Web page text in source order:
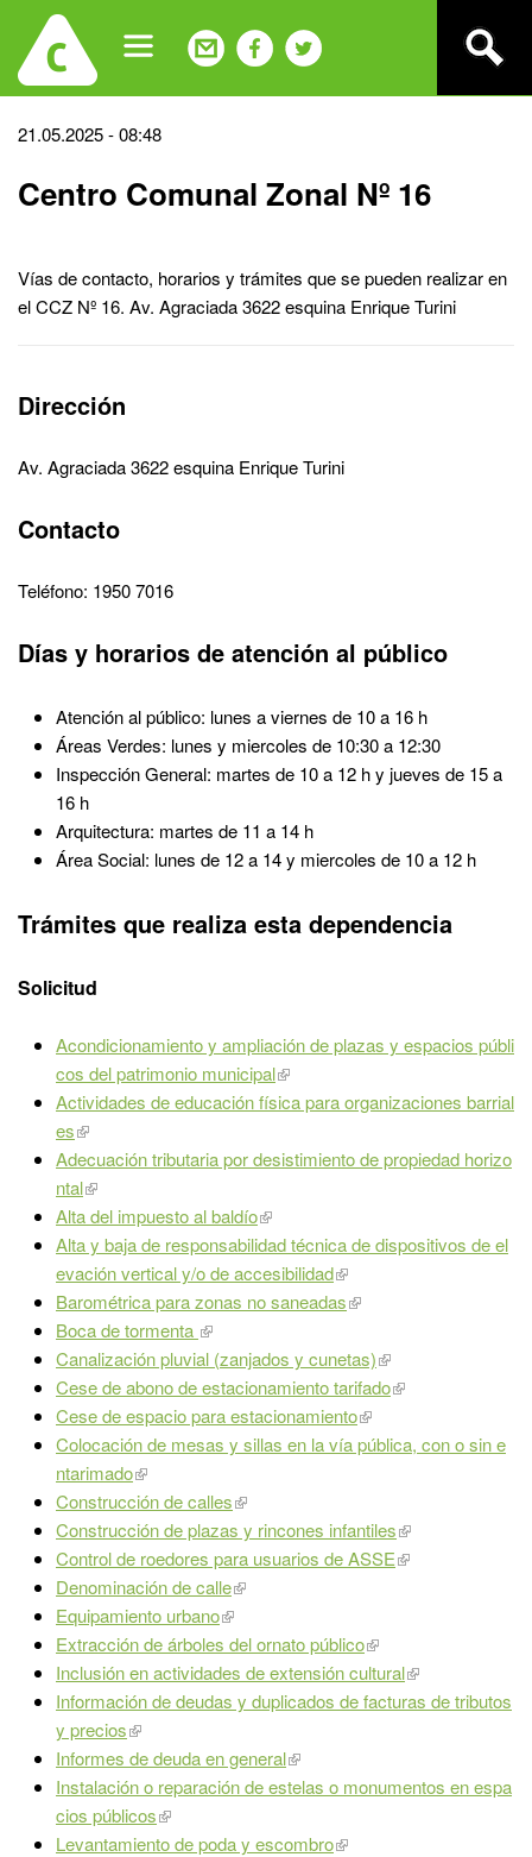
navigation
Back
top
21.05.2025 - 08:48
Centro Comunal Zonal Nº 16
Vías de contacto, horarios y trámites que se pueden realizar en
el CCZ Nº 16. Av. Agraciada 3622 esquina Enrique Turini
Dirección
Av. Agraciada 3622 esquina Enrique Turini
Contacto
Teléfono: 1950 7016
Días y horarios de atención al público
Atención al público: lunes a viernes de 10 a 16 h
Áreas Verdes: lunes y miercoles de 10:30 a 12:30
Inspección General: martes de 10 a 12 h y jueves de 15 a
16 h
Arquitectura: martes de 11 a 14 h
Área Social: lunes de 12 a 14 y miercoles de 10 a 12 h
Trámites que realiza esta dependencia
Solicitud
Acondicionamiento y ampliación de plazas y espacios públi
cos del patrimonio municipal
Actividades de educación física para organizaciones barrial
es
Adecuación tributaria por desistimiento de propiedad horizo
ntal
Alta del impuesto al baldío
Alta y baja de responsabilidad técnica de dispositivos de el
evación vertical y/o de accesibilidad
Barométrica para zonas no saneadas
Boca de tormenta
Canalización pluvial (zanjados y cunetas)
Cese de abono de estacionamiento tarifado
Cese de espacio para estacionamiento
Colocación de mesas y sillas en la vía pública, con o sin e
ntarimado
Construcción de calles
Construcción de plazas y rincones infantiles
Control de roedores para usuarios de ASSE
Denominación de calle
Equipamiento urbano
Extracción de árboles del ornato público
Inclusión en actividades de extensión cultural
Información de deudas y duplicados de facturas de tributos
y precios
Informes de deuda en general
Instalación o reparación de estelas o monumentos en espa
cios públicos
Levantamiento de poda y escombro